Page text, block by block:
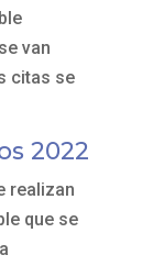
van
citas se
2022
realizan
que se